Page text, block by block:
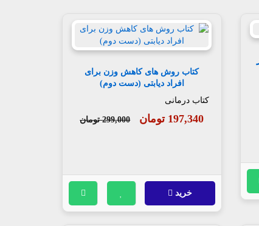
کتاب روش های کاهش وزن برای
افراد دیابتی (دست دوم)
کتاب درمانی
197,340 تومان 299,000 تومان
خرید